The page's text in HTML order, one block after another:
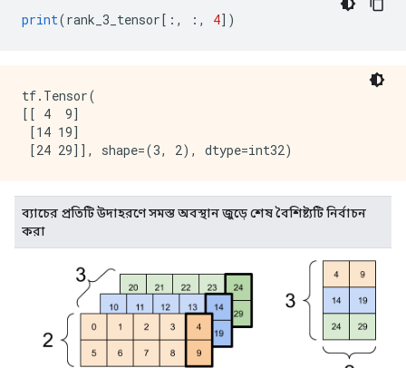
print(rank_3_tensor[:, :, 4])
tf.Tensor(
[[ 4  9]
[14 19]
ব্যাচের প্রতিটি উদাহরণে সমস্ত অবস্থান জুড়ে শেষ বৈশিষ্ট্যটি নির্বাচন
করা